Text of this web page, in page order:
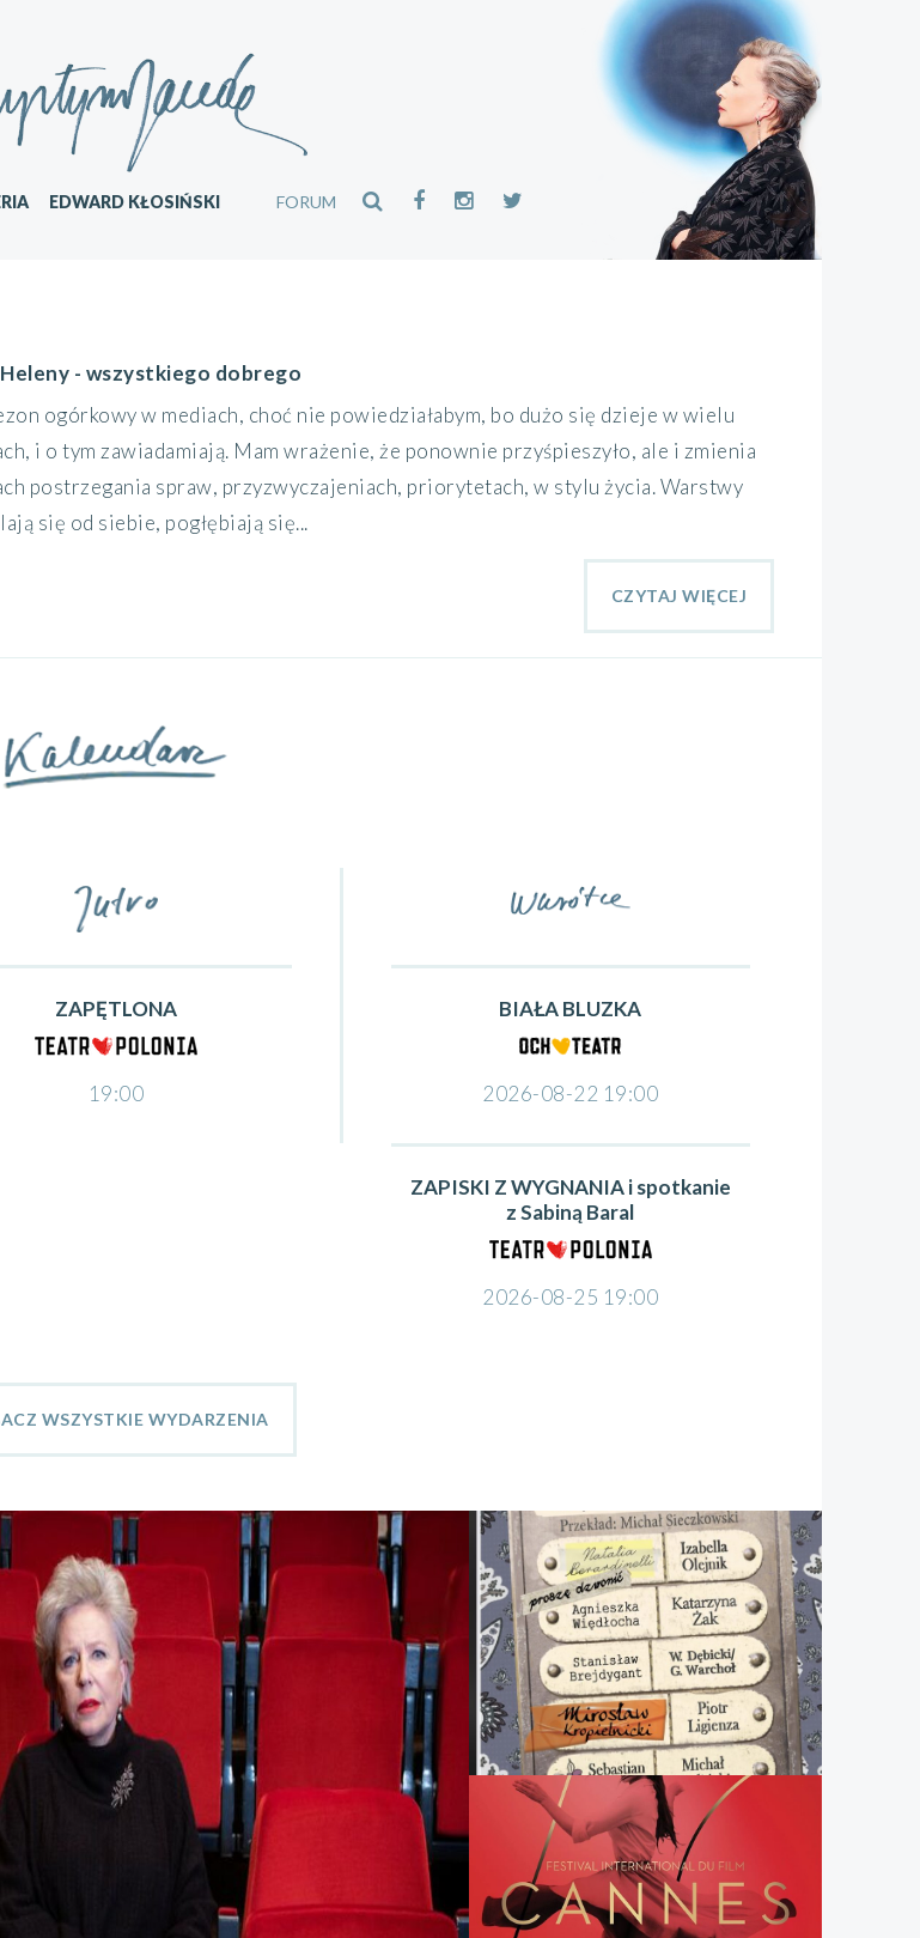
FORUM
EDWARD KŁOSIŃSKI
- wszystkiego dobrego
ogórkowy w mediach, choć nie powiedziałabym, bo dużo się dzieje w wielu
i o tym zawiadamiają. Mam wrażenie, że ponownie przyśpieszyło, ale i zmienia
postrzegania spraw, przyzwyczajeniach, priorytetach, w stylu życia. Warstwy
się od siebie, pogłębiają się...
CZYTAJ WIĘCEJ
ZAPĘTLONA
19:00
BIAŁA BLUZKA
2026-08-22 19:00
ZAPISKI Z WYGNANIA i spotkanie
z Sabiną Baral
2026-08-25 19:00
WSZYSTKIE WYDARZENIA